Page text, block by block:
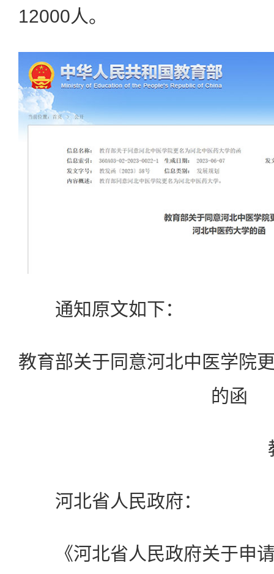
12000人。
通知原文如下：
教育部关于同意河北中医学院
的函
河北省人民政府：
《河北省人民政府关于申请